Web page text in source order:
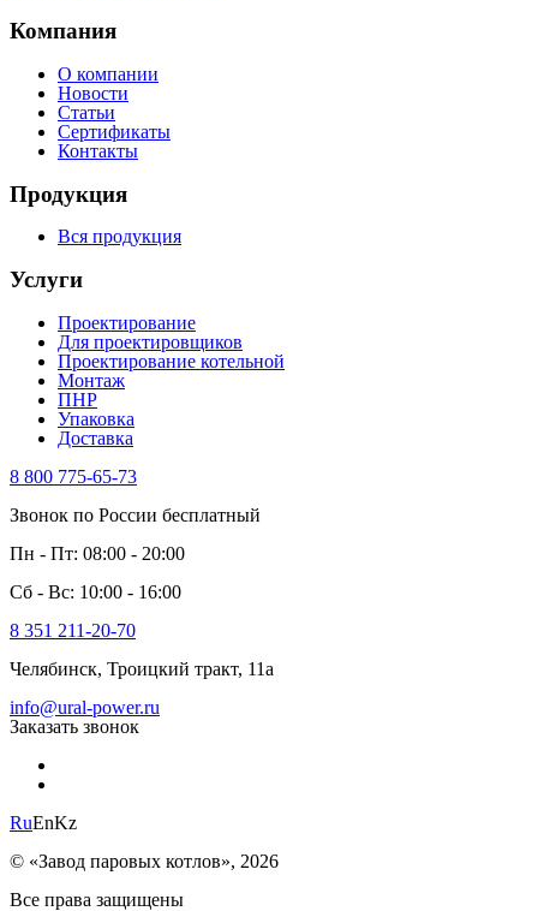
Компания
О компании
Новости
Статьи
Сертификаты
Контакты
Продукция
Вся продукция
Услуги
Проектирование
Для проектировщиков
Проектирование котельной
Монтаж
ПНР
Упаковка
Доставка
8 800 775-65-73
Звонок по России бесплатный
Пн - Пт: 08:00 - 20:00
Сб - Вс: 10:00 - 16:00
8 351 211-20-70
Челябинск, Троицкий тракт, 11а
info@ural-power.ru
Заказать звонок
RuEnKz
© «Завод паровых котлов», 2026
Все права защищены